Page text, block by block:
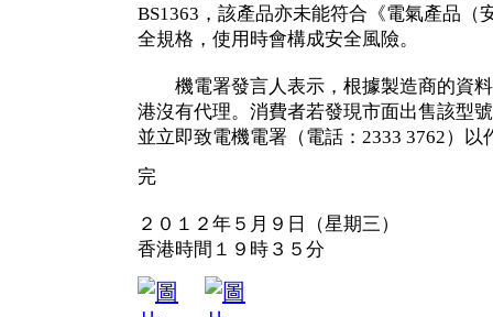
BS1363，該產品亦未能符合《電氣產品（
全規格，使用時會構成安全風險。
機電署發言人表示，根據製造商的資料
港沒有代理。消費者若發現市面出售該型
並立即致電機電署（電話：2333 3762）以
完
２０１２年５月９日（星期三）
香港時間１９時３５分